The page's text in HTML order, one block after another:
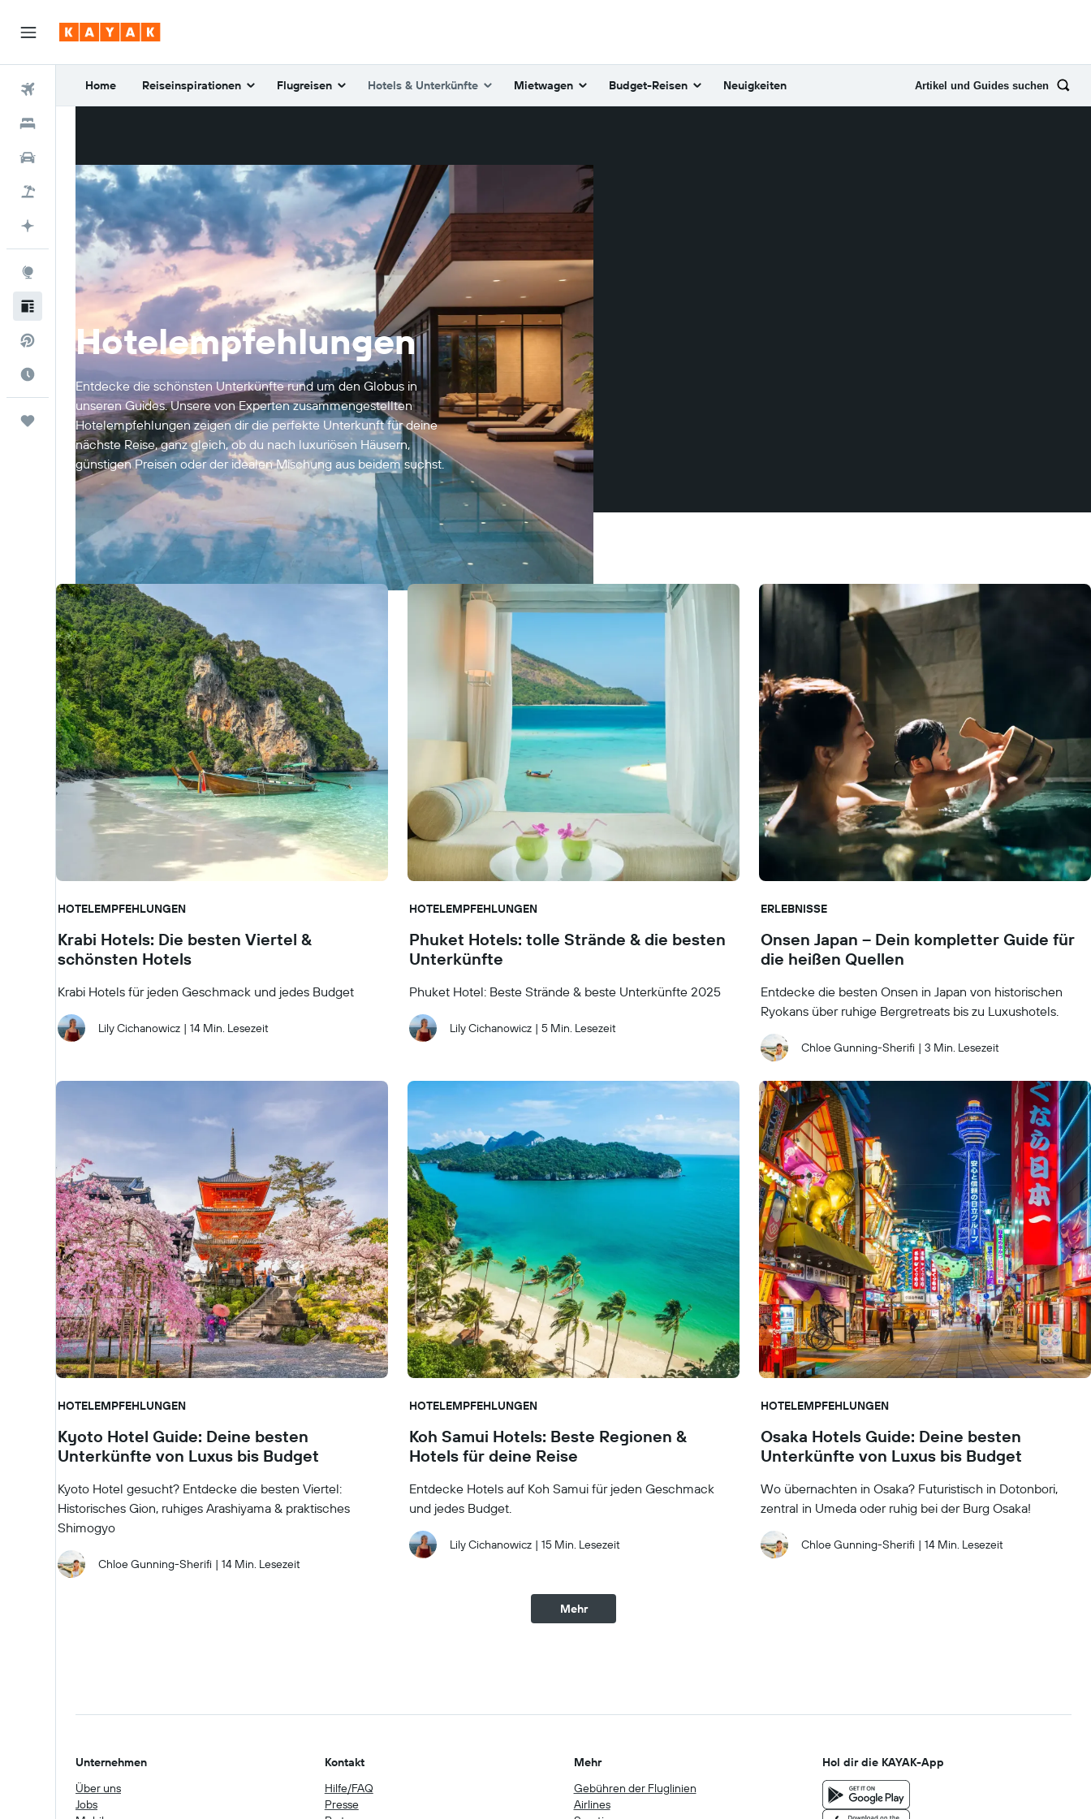
Pauschalreisen
Mit KI planen
Explore
Reisetipps
Direktflüge
Die beste Zeit zum Reisen
Trips
Home Reiseinspirationen Flugreisen Hotels & Unterkünfte Mietwagen Budget-Reisen Neuigkeiten Artikel und Guides suchen
Hotelempfehlungen
Entdecke die schönsten Unterkünfte rund um den Globus in
unseren Guides. Unsere von Experten zusammengestellten
Hotelempfehlungen zeigen dir die perfekte Unterkunft für deine
nächste Reise, ganz gleich, ob du nach luxuriösen Häusern,
günstigen Preisen oder der idealen Mischung aus beidem suchst.
HOTELEMPFEHLUNGEN
Krabi Hotels: Die besten Viertel &
schönsten Hotels
Krabi Hotels für jeden Geschmack und jedes Budget
Lily Cichanowicz | 14 Min. Lesezeit
HOTELEMPFEHLUNGEN
Phuket Hotels: tolle Strände & die besten
Unterkünfte
Phuket Hotel: Beste Strände & beste Unterkünfte 2025
Lily Cichanowicz | 5 Min. Lesezeit
ERLEBNISSE
Onsen Japan – Dein kompletter Guide für
die heißen Quellen
Entdecke die besten Onsen in Japan von historischen
Ryokans über ruhige Bergretreats bis zu Luxushotels.
Chloe Gunning-Sherifi | 3 Min. Lesezeit
HOTELEMPFEHLUNGEN
Kyoto Hotel Guide: Deine besten
Unterkünfte von Luxus bis Budget
Kyoto Hotel gesucht? Entdecke die besten Viertel:
Historisches Gion, ruhiges Arashiyama & praktisches
Shimogyo
Chloe Gunning-Sherifi | 14 Min. Lesezeit
HOTELEMPFEHLUNGEN
Koh Samui Hotels: Beste Regionen &
Hotels für deine Reise
Entdecke Hotels auf Koh Samui für jeden Geschmack
und jedes Budget.
Lily Cichanowicz | 15 Min. Lesezeit
HOTELEMPFEHLUNGEN
Osaka Hotels Guide: Deine besten
Unterkünfte von Luxus bis Budget
Wo übernachten in Osaka? Futuristisch in Dotonbori,
zentral in Umeda oder ruhig bei der Burg Osaka!
Chloe Gunning-Sherifi | 14 Min. Lesezeit
Mehr
Unternehmen
Über uns
Jobs
Kontakt
Hilfe/FAQ
Presse
Mehr
Gebühren der Fluglinien
Airlines
Hol dir die KAYAK-App